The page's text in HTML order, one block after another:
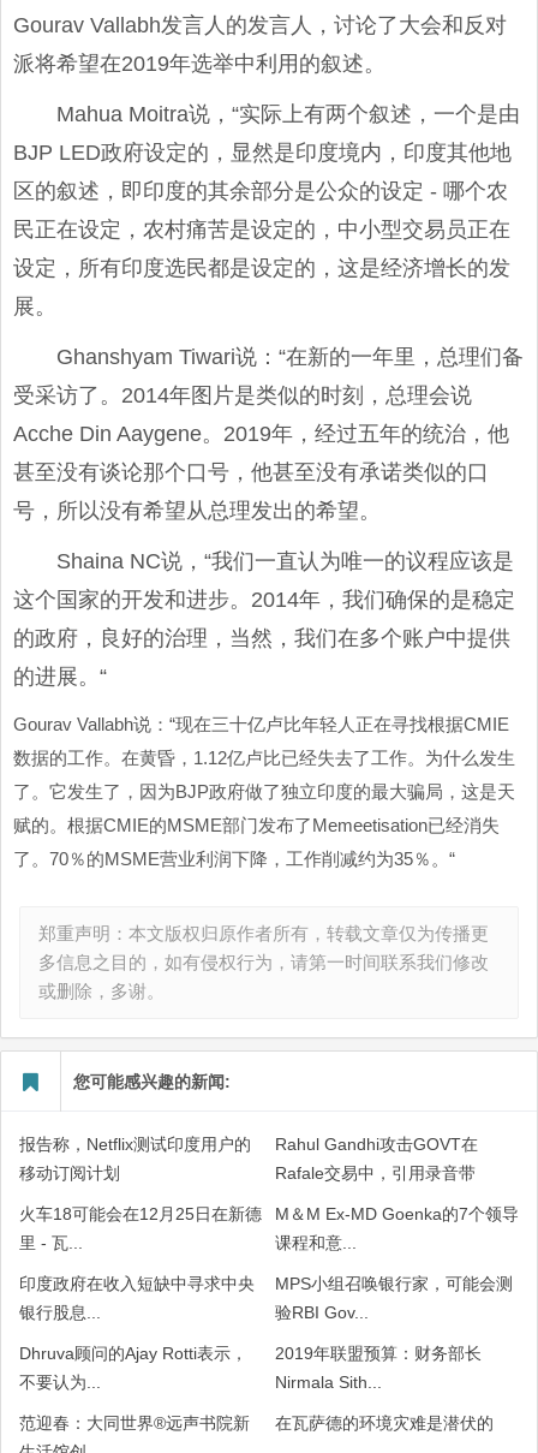
Gourav Vallabh发言人的发言人，讨论了大会和反对
派将希望在2019年选举中利用的叙述。
Mahua Moitra说，“实际上有两个叙述，一个是由
BJP LED政府设定的，显然是印度境内，印度其他地
区的叙述，即印度的其余部分是公众的设定 - 哪个农
民正在设定，农村痛苦是设定的，中小型交易员正在
设定，所有印度选民都是设定的，这是经济增长的发
展。
Ghanshyam Tiwari说：“在新的一年里，总理们备
受采访了。2014年图片是类似的时刻，总理会说
Acche Din Aaygene。2019年，经过五年的统治，他
甚至没有谈论那个口号，他甚至没有承诺类似的口
号，所以没有希望从总理发出的希望。
Shaina NC说，“我们一直认为唯一的议程应该是
这个国家的开发和进步。2014年，我们确保的是稳定
的政府，良好的治理，当然，我们在多个账户中提供
的进展。“
Gourav Vallabh说：“现在三十亿卢比年轻人正在寻找根据CMIE
数据的工作。在黄昏，1.12亿卢比已经失去了工作。为什么发生
了。它发生了，因为BJP政府做了独立印度的最大骗局，这是天
赋的。根据CMIE的MSME部门发布了Memeetisation已经消失
了。70％的MSME营业利润下降，工作削减约为35％。“
郑重声明：本文版权归原作者所有，转载文章仅为传播更
多信息之目的，如有侵权行为，请第一时间联系我们修改
或删除，多谢。
您可能感兴趣的新闻:
报告称，Netflix测试印度用户的
移动订阅计划
Rahul Gandhi攻击GOVT在
Rafale交易中，引用录音带
火车18可能会在12月25日在新德
里 - 瓦...
M＆M Ex-MD Goenka的7个领导
课程和意...
印度政府在收入短缺中寻求中央
银行股息...
MPS小组召唤银行家，可能会测
验RBI Gov...
Dhruva顾问的Ajay Rotti表示，
不要认为...
2019年联盟预算：财务部长
Nirmala Sith...
范迎春：大同世界®远声书院新
在瓦萨德的环境灾难是潜伏的